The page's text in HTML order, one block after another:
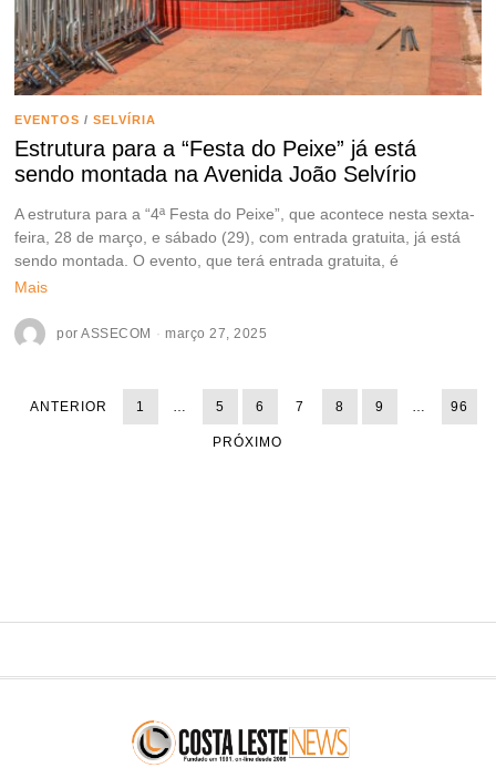
EVENTOS / SELVÍRIA
Estrutura para a “Festa do Peixe” já está
sendo montada na Avenida João Selvírio
A estrutura para a “4ª Festa do Peixe”, que acontece nesta sexta-
feira, 28 de março, e sábado (29), com entrada gratuita, já está
sendo montada. O evento, que terá entrada gratuita, é
Mais
porASSECOM março 27, 2025
ANTERIOR 1 … 5 6 7 8 9 … 96
PRÓXIMO